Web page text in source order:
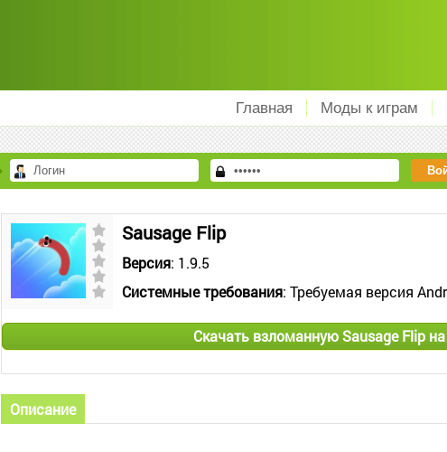
Главная Моды к играм
Sausage Flip
Версия: 1.9.5
Системные требования: Требуемая версия
Скачать взломанную Sausage Flip
Описание